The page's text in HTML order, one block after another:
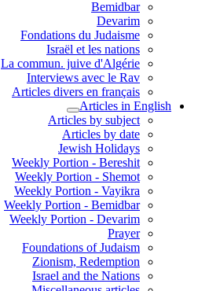
Bemidbar
Devarim
Fondations du Judaisme
Israël et les nations
La commun. juive d'Algérie
Interviews avec le Rav
Articles divers en français
Articles in English
Articles by subject
Articles by date
Jewish Holidays
Weekly Portion - Bereshit
Weekly Portion - Shemot
Weekly Portion - Vayikra
Weekly Portion - Bemidbar
Weekly Portion - Devarim
Prayer
Foundations of Judaism
Zionism, Redemption
Israel and the Nations